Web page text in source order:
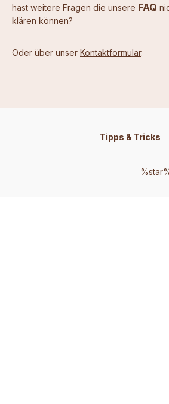
hast weitere Fragen die unsere FAQ
klären können?
Oder über unser Kontaktformular.
Tipps & Tricks